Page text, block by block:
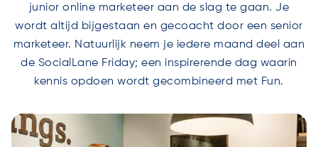
junior online marketeer aan de slag te gaan. Je
wordt altijd bijgestaan en gecoacht door een senior
marketeer. Natuurlijk neem je iedere maand deel aan
de SocialLane Friday; een inspirerende dag waarin
kennis opdoen wordt gecombineerd met Fun.